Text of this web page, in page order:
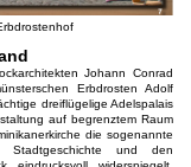
Johann Conrad
Erbdrosten Adolf
dreiflügelige Adelspalais
auf begrenztem Raum
die sogenannte
Stadtgeschichte und den